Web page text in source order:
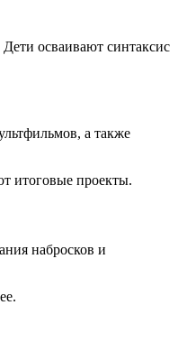
осваивают синтаксис
а также
итоговые проекты.
набросков и